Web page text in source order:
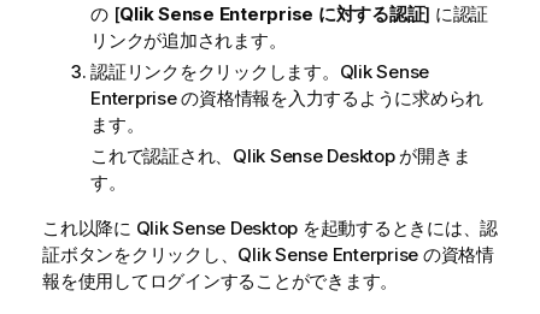
の [Qlik Sense Enterprise に対する認証] に認証
リンクが追加されます。
認証リンクをクリックします。 Qlik Sense
Enterpriseの資格情報を入力するように求められ
ます。
これで認証され、 Qlik Sense Desktopが開きま
す。
これ以降に Qlik Sense Desktop を起動するときには、認
証ボタンをクリックし、 Qlik Sense Enterprise の資格情
報を使用してログインすることができます。